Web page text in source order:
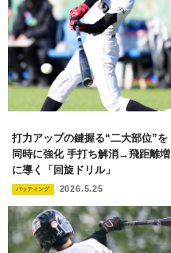
打力アップの鍵握る“二大部位”を
同時に強化 手打ち解消→飛距離増
に導く「回旋ドリル」
バッティング 2026.5.25